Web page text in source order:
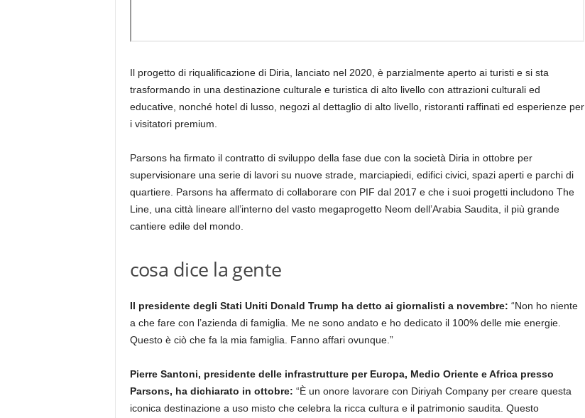
Il progetto di riqualificazione di Diria, lanciato nel 2020, è parzialmente aperto ai turisti e si sta
trasformando in una destinazione culturale e turistica di alto livello con attrazioni culturali ed
educative, nonché hotel di lusso, negozi al dettaglio di alto livello, ristoranti raffinati ed esperienze per
i visitatori premium.
Parsons ha firmato il contratto di sviluppo della fase due con la società Diria in ottobre per
supervisionare una serie di lavori su nuove strade, marciapiedi, edifici civici, spazi aperti e parchi di
quartiere. Parsons ha affermato di collaborare con PIF dal 2017 e che i suoi progetti includono The
Line, una città lineare all’interno del vasto megaprogetto Neom dell’Arabia Saudita, il più grande
cantiere edile del mondo.
cosa dice la gente
Il presidente degli Stati Uniti Donald Trump ha detto ai giornalisti a novembre: “Non ho niente
a che fare con l’azienda di famiglia. Me ne sono andato e ho dedicato il 100% delle mie energie.
Questo è ciò che fa la mia famiglia. Fanno affari ovunque.”
Pierre Santoni, presidente delle infrastrutture per Europa, Medio Oriente e Africa presso
Parsons, ha dichiarato in ottobre: “È un onore lavorare con Diriyah Company per creare questa
iconica destinazione a uso misto che celebra la ricca cultura e il patrimonio saudita. Questo